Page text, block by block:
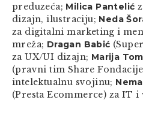
preduzeća; Milica Pantelić
dizajn, ilustraciju; Neda
za digitalni marketing i
mreža; Dragan Babić
za UX/UI dizajn; Marija
(pravni tim Share
intelektualnu svojinu;
(Presta Ecommerce) za IT i